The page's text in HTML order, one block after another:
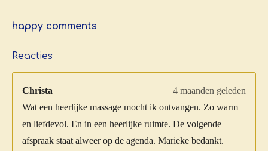
happy comments
Reacties
Christa
4 maanden geleden
Wat een heerlijke massage mocht ik ontvangen. Zo warm
en liefdevol. En in een heerlijke ruimte. De volgende
afspraak staat alweer op de agenda. Marieke bedankt.